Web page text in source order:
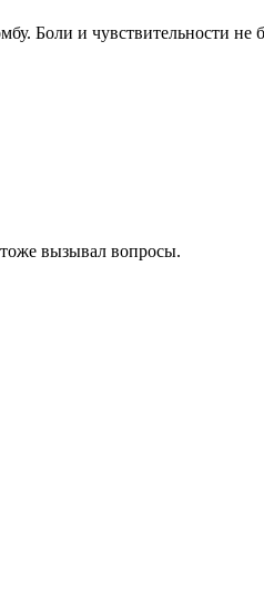
Боли и чувствительности не
вызывал вопросы.